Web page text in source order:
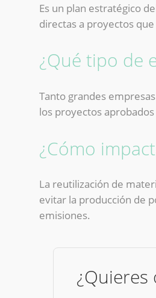
Es un plan estratégico
directas a proyectos
¿Qué tipo de
Tanto grandes
los proyectos
¿Cómo
La reutilización de
evitar la producción de
emisiones.